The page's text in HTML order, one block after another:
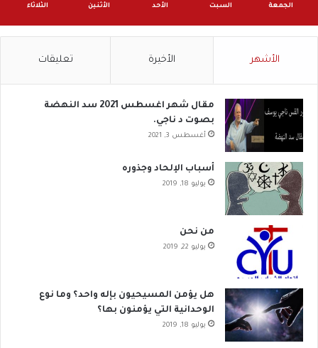
الجمعة السبت الأحد الأثنين الثلاثاء
الأشهر الأخيرة تعليقات
مقال شهر اغسطس 2021 سد النهضة
بصوت د ناجي.
أغسطس 3, 2021
أسباب الإلحاد وجذوره
يوليو 18, 2019
من نحن
يوليو 22, 2019
هل يؤمن المسيحيون بإله واحد؟ وما نوع
الوحدانية التي يؤمنون بها؟
يوليو 18, 2019